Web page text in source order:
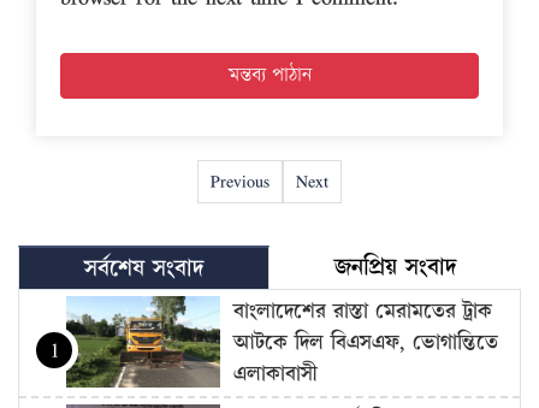
Previous Next
সর্বশেষ সংবাদ জনপ্রিয় সংবাদ
1
বাংলাদেশের রাস্তা মেরামতের ট্রাক
আটকে দিল বিএসএফ, ভোগান্তিতে
এলাকাবাসী